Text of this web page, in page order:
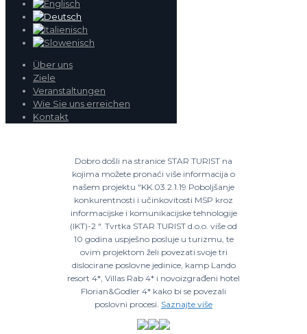
Über uns
Ziele
Veranstaltungen
Wie Sie uns erreichen
Kontakt
Dobro došli na stranice STAR TURIST na
kojima možete pronaći više informacija o
našem projektu "KK.03.2.1.19 Poboljšanje
konkurentnosti i učinkovitosti MSP kroz
informacijske i komunikacijske tehnologije
(IKT)-2 ". Tvrtka STAR TURIST d.o.o. više od
10 godina uspješno posluje u turizmu, te
ovim projektom želi povezati svoje tri
dislocirane poslovne jedinice, kamp Lando
resort 4*, Villas Rab 4* i novoizgrađeni hotel
Florian&Godler 4* kako bi se povezali
poslovni procesi. Saznajte više